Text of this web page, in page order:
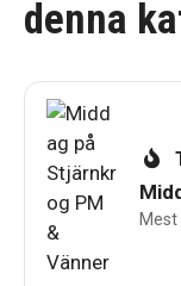
denna
Mest